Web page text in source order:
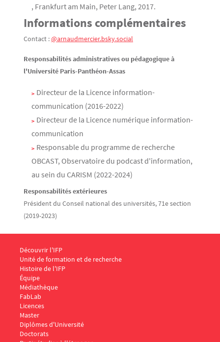
, Frankfurt am Main, Peter Lang, 2017.
Informations complémentaires
Contact :@arnaudmercier.bsky.social
Responsabilités administratives ou pédagogique à
l'Université Paris-Panthéon-Assas
Directeur de la Licence information-
communication (2016-2022)
Directeur de la Licence numérique information-
communication
Responsable du programme de recherche
OBCAST, Observatoire du podcast d'information,
au sein du CARISM (2022-2024)
Responsabilités extérieures
Président du Conseil national des universités, 71e section
(2019-2023)
Menu Footer IFP 1
Découvrir l'IFP
Unité de formation et de recherche
Histoire de l'IFP
Équipe
Médiathèque
FabLab
Menu Footer IFP 2
Licences
Master
Diplômes d'Université
Doctorats